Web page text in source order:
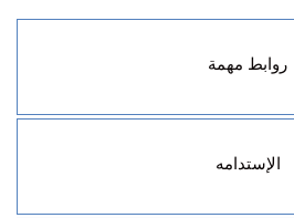
روابط مهمة
خريطة الجامعة
الجامعة
القبول والتسجيل
الإستدامهقابوس للأستدامة